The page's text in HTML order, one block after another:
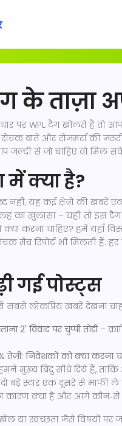
के ताज़ा
पर WPL टैग खोलते हैं तो
बातें और रोज़मर्रा की
जल्दी से जो चाहिए वो मिल
में क्या है?
नहीं, यह कई क्षेत्रों की
का खुलासा – यही तो इस
करना चाहिए? हमें यहाँ
मैच रिपोर्ट भी मिलती हैं.
गई पोस्ट्स
लोकप्रिय ख़बरें देखना
2' विवाद पर चुप्पी तोड़ी–
तेज़ी: निवेशकों को क्या करना
मुख्य बिंदु सीधे दिये हैं,
बड़े स्टार एक दूसरे से माफी
कारण क्या है और आगे
या स्वच्छता जैसे विषयों पर